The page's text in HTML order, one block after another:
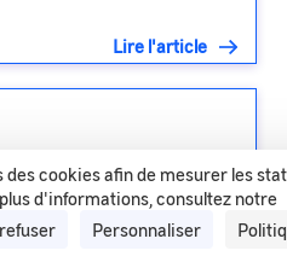
des cookies afin de mesurer les
d'informations, consultez notre
Personnaliser
Lire l'article
Lire l'article